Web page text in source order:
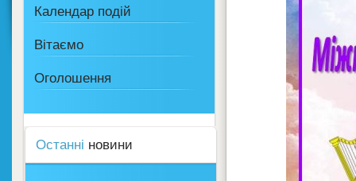
Календар подій
Вітаємо
Оголошення
Останні новини